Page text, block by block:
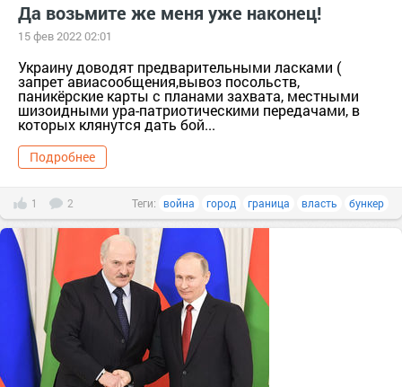
Да возьмите же меня уже наконец!
15 фев 2022 02:01
Украину доводят предварительными ласками (
запрет авиасообщения,вывоз посольств,
паникёрские карты с планами захвата, местными
шизоидными ура-патриотическими передачами, в
которых клянутся дать бой...
Подробнее
1 2 Теги: война город граница власть бункер